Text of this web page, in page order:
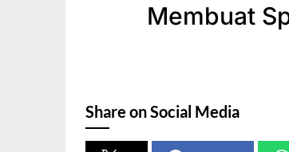
Membuat
Share on Social Media